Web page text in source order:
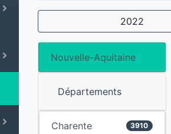
2022
Nouvelle-Aquitaine
Départements
Charente 3910